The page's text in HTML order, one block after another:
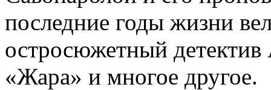
последние годы жизни
остросюжетный детектив
«Жара» и многое другое.